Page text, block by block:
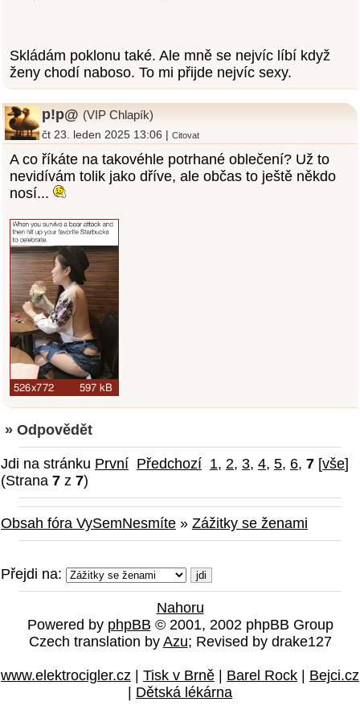
Skládám poklonu také. Ale mně se nejvíc líbí když
ženy chodí naboso. To mi přijde nejvíc sexy.
p!p@ (VIP Chlapík)
čt 23. leden 2025 13:06 |Citovat
A co říkáte na takovéhle potrhané oblečení? Už to
nevidívám tolik jako dříve, ale občas to ještě někdo
nosí...
» Odpovědět
Jdi na stránku První Předchozí 1, 2, 3, 4, 5, 6, 7 [vše]
(Strana 7 z 7)
Obsah fóra VySemNesmíte » Zážitky se ženami
Přejdi na:
Nahoru
Powered by phpBB © 2001, 2002 phpBB Group
Czech translation by Azu; Revised by drake127
www.elektrocigler.cz Tisk v Brně Barel Rock
Bejci.cz
Dětská lékárna